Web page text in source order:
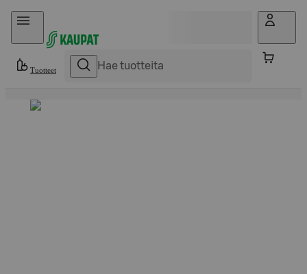
Hyppää sisältöön
Tuotteet